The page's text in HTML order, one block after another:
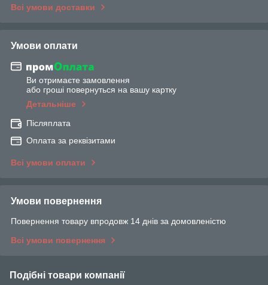
Всі умови доставки
Умови оплати
Ви отримаєте замовлення
або гроші повернуться на вашу картку
Детальніше
Післяплата
Оплата за реквізитами
Всі умови оплати
Умови повернення
Повернення товару впродовж 14 днів за домовленістю
Всі умови повернення
Подібні товари компанії